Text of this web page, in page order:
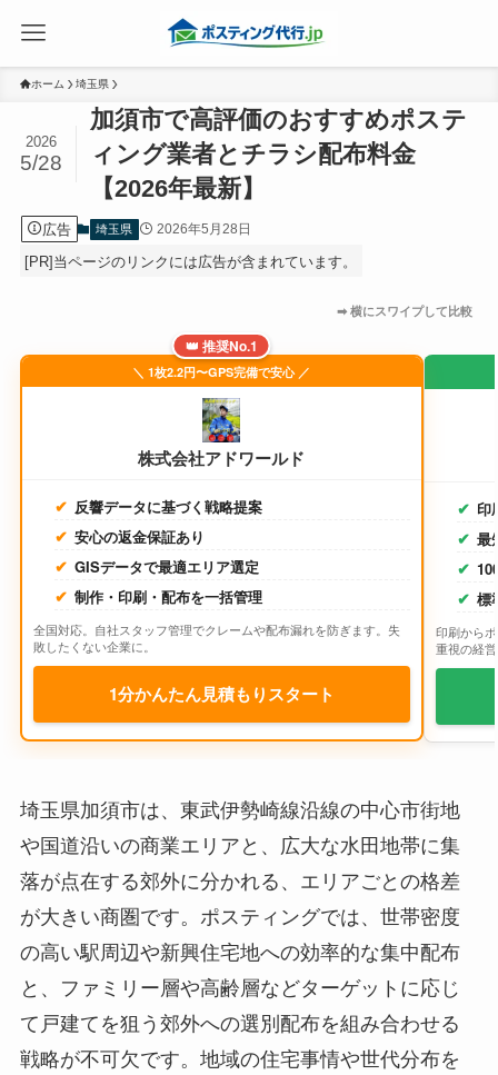
ホーム 埼玉県
加須市で高評価のおすすめポステ
ィング業者とチラシ配布料金
【2026年最新】
2026
5/28
広告 埼玉県 2026年5月28日
[PR]当ページのリンクには広告が含まれています。
👑 推奨No.1
＼ 1枚2.2円〜GPS完備で安心 ／
株式会社アドワールド
反響データに基づく戦略提案
安心の返金保証あり
GISデータで最適エリア選定
制作・印刷・配布を一括管理
全国対応。自社スタッフ管理でクレームや配布漏れを防ぎます。失
敗したくない企業に。
1分かんたん見積もりスタート
印
最
標
印刷から
重視の経
埼玉県加須市は、東武伊勢崎線沿線の中心市街地
や国道沿いの商業エリアと、広大な水田地帯に集
落が点在する郊外に分かれる、エリアごとの格差
が大きい商圏です。ポスティングでは、世帯密度
の高い駅周辺や新興住宅地への効率的な集中配布
と、ファミリー層や高齢層などターゲットに応じ
て戸建てを狙う郊外への選別配布を組み合わせる
戦略が不可欠です。地域の住宅事情や世代分布を